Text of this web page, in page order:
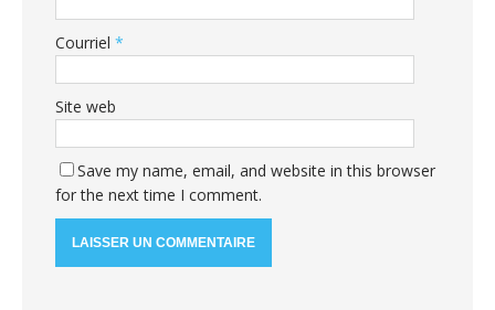
Courriel *
Site web
Save my name, email, and website in this browser
for the next time I comment.